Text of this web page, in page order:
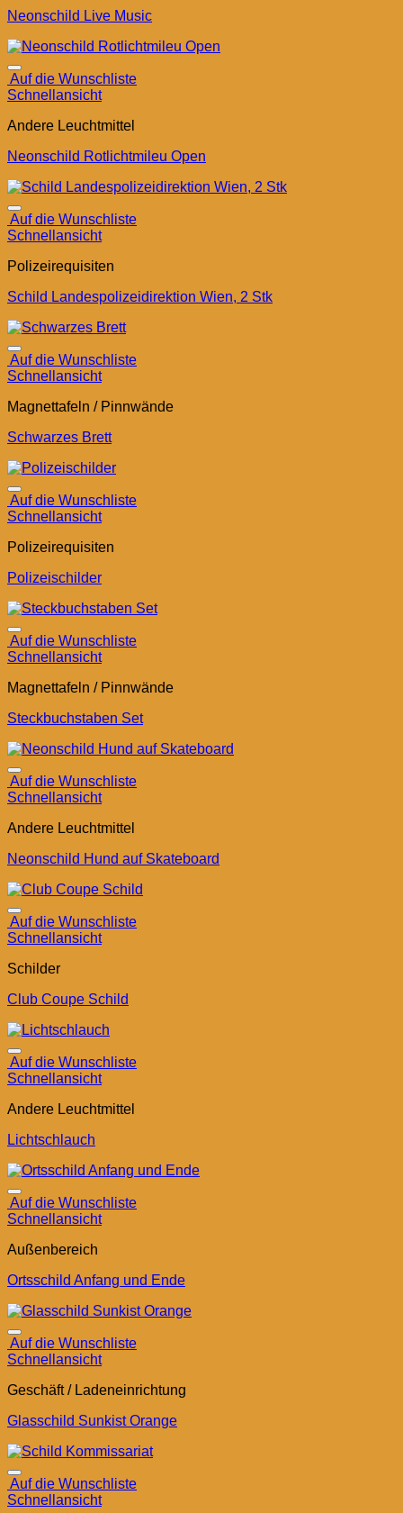
Neonschild Live Music
Auf die Wunschliste
Schnellansicht
Andere Leuchtmittel
Neonschild Rotlichtmileu Open
Auf die Wunschliste
Schnellansicht
Polizeirequisiten
Schild Landespolizeidirektion Wien, 2 Stk
Auf die Wunschliste
Schnellansicht
Magnettafeln / Pinnwände
Schwarzes Brett
Auf die Wunschliste
Schnellansicht
Polizeirequisiten
Polizeischilder
Auf die Wunschliste
Schnellansicht
Magnettafeln / Pinnwände
Steckbuchstaben Set
Auf die Wunschliste
Schnellansicht
Andere Leuchtmittel
Neonschild Hund auf Skateboard
Auf die Wunschliste
Schnellansicht
Schilder
Club Coupe Schild
Auf die Wunschliste
Schnellansicht
Andere Leuchtmittel
Lichtschlauch
Auf die Wunschliste
Schnellansicht
Außenbereich
Ortsschild Anfang und Ende
Auf die Wunschliste
Schnellansicht
Geschäft / Ladeneinrichtung
Glasschild Sunkist Orange
Auf die Wunschliste
Schnellansicht